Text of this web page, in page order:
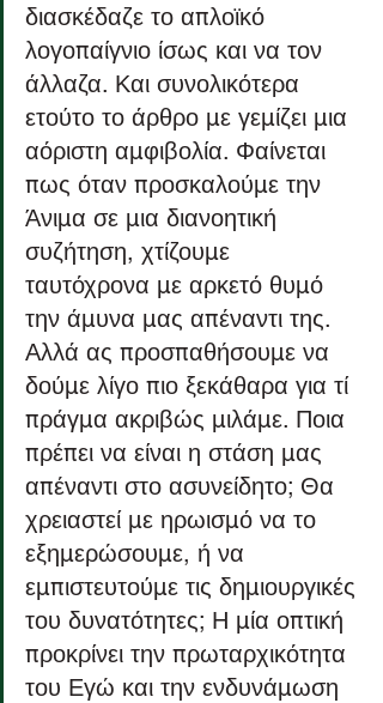
διασκέδαζε το απλοϊκό
λογοπαίγνιο ίσως και να τον
άλλαζα. Και συνολικότερα
ετούτο το άρθρο με γεμίζει μια
αόριστη αμφιβολία. Φαίνεται
πως όταν προσκαλούμε την
Άνιμα σε μια διανοητική
συζήτηση, χτίζουμε
ταυτόχρονα με αρκετό θυμό
την άμυνα μας απέναντι της.
Αλλά ας προσπαθήσουμε να
δούμε λίγο πιο ξεκάθαρα για τί
πράγμα ακριβώς μιλάμε. Ποια
πρέπει να είναι η στάση μας
απέναντι στο ασυνείδητο; Θα
χρειαστεί με ηρωισμό να το
εξημερώσουμε, ή να
εμπιστευτούμε τις δημιουργικές
του δυνατότητες; Η μία οπτική
προκρίνει την πρωταρχικότητα
του Εγώ και την ενδυνάμωση